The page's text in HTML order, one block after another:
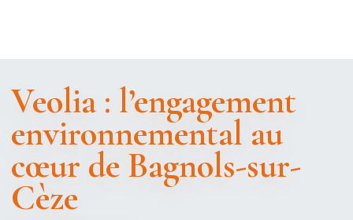
Veolia : l’engagement
environnemental au
cœur de Bagnols-sur-
Cèze